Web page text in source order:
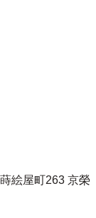
絵屋町263 京榮